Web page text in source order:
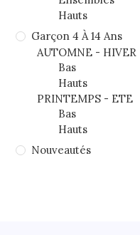
Hauts
Garçon 4 À 14 Ans
AUTOMNE - HIVER
Bas
Hauts
PRINTEMPS - ETE
Bas
Hauts
Nouveautés